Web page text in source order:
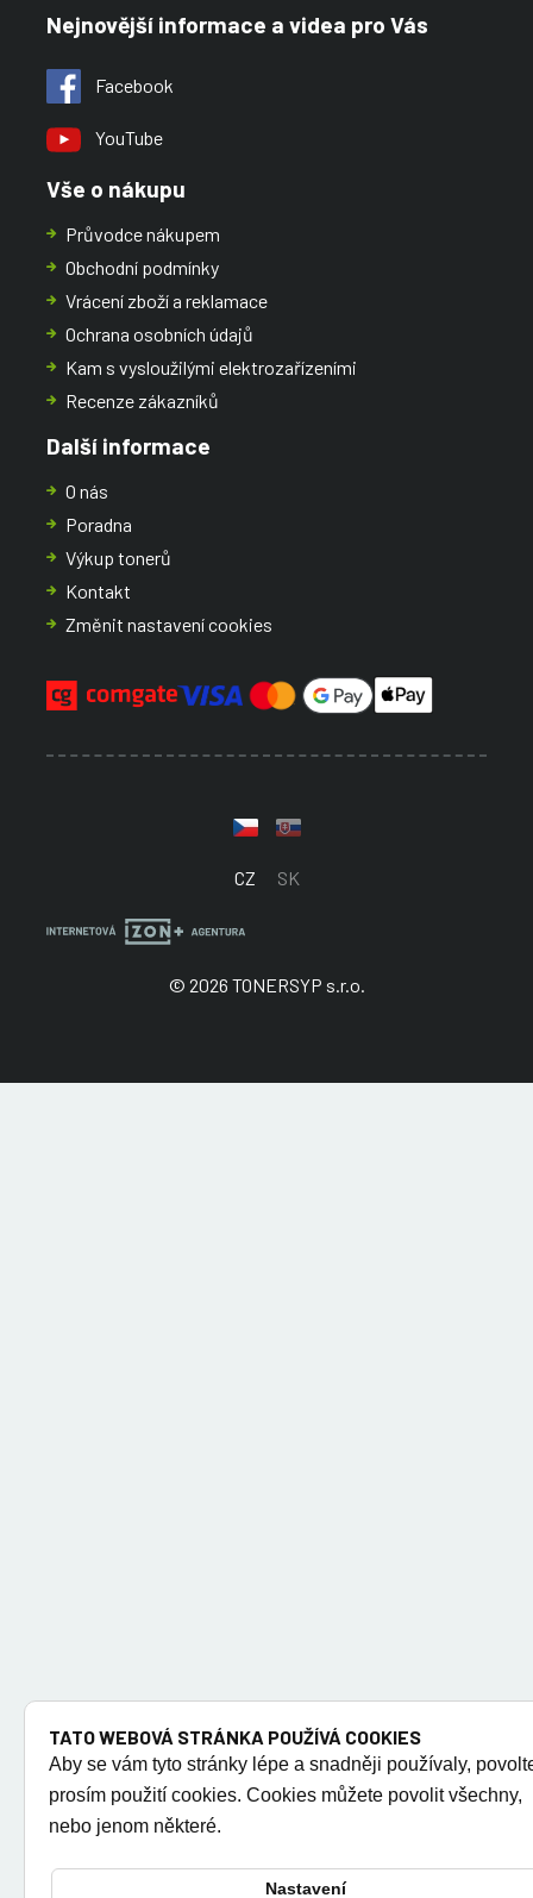
Nejnovější informace a videa pro Vás
Facebook
YouTube
Vše o nákupu
Průvodce nákupem
Obchodní podmínky
Vrácení zboží a reklamace
Ochrana osobních údajů
Kam s vysloužilými elektrozařízeními
Recenze zákazníků
Další informace
O nás
Poradna
Výkup tonerů
Kontakt
Změnit nastavení cookies
CZ SK
© 2026 TONERSYP s.r.o.
TATO WEBOVÁ STRÁNKA POUŽÍVÁ COOKIES
Aby se vám tyto stránky lépe a snadněji používaly,
prosím použití cookies. Cookies můžete povolit všechny,
nebo jenom některé.
Nastavení